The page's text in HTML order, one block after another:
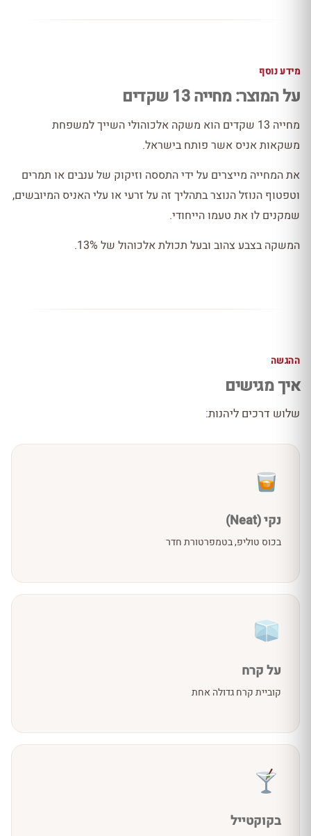
מידע נוסף
על המוצר: מחייה 13 שקדים
מחייה 13 שקדים הוא משקה אלכוהולי השייך למשפחת
משקאות אניס אשר פותח בישראל.
את המחייה מייצרים על ידי התססה וזיקוק של ענבים או תמרים
וטפטוף הנוזל הנוצר בתהליך זה על זרעי או עלי האניס המיובשים,
שמקנים לו את טעמו הייחודי.
המשקה בצבע צהוב ובעל תכולת אלכוהול של 13%.
ההגשה
איך מגישים
שלוש דרכים ליהנות:
נקי (Neat)
בכוס טוליפ, בטמפרטורת חדר
על קרח
קוביית קרח גדולה אחת
בקוקטייל